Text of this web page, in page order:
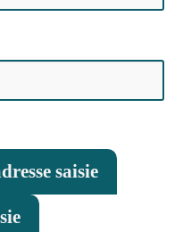
saisie